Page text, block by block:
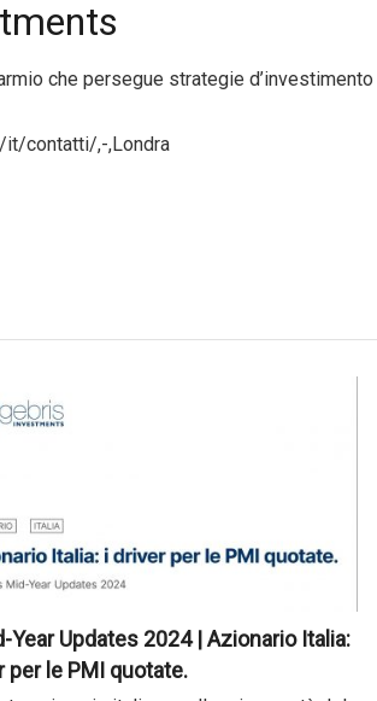
che persegue strategie
contatti/,-,Londra
Year Updates 2024 | Azionario Italia:
per le PMI quotate.